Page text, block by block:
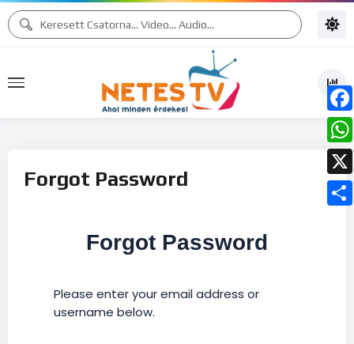
Forgot Password
Forgot Password
Please enter your email address or
username below.
X